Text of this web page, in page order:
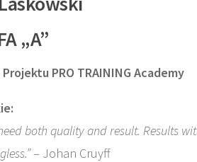
„A”
Projektu PRO TRAINING Academy
both quality and result. Results
– Johan Cruyff